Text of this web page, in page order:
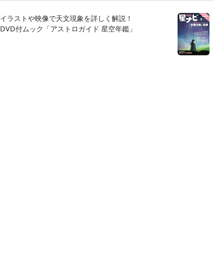
イラストや映像で天文現象を詳しく解説！
DVD付ムック「アストロガイド 星空年鑑」